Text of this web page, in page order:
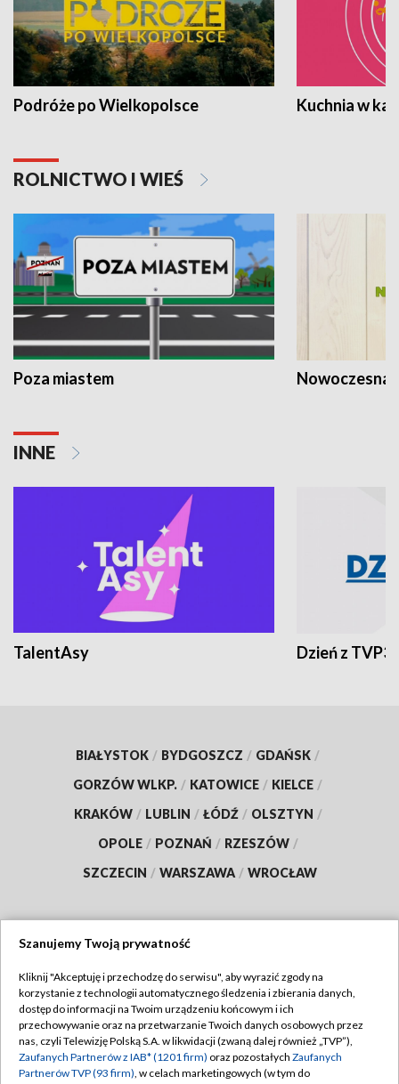
Podróże po Wielkopolsce Kuchnia w
ROLNICTWO I WIEŚ
Poza miastem Nowoczesna
INNE
TalentAsy Dzień z TVP3
BIAŁYSTOK / BYDGOSZCZ / GDAŃSK /
GORZÓW WLKP. / KATOWICE / KIELCE /
KRAKÓW / LUBLIN / ŁÓDŹ / OLSZTYN /
OPOLE / POZNAŃ / RZESZÓW /
SZCZECIN / WARSZAWA / WROCŁAW
TVP
Abonament TVP
Emisja w TVP
Regulamin TVP
Polityka prywatności
Szanujemy Twoją prywatność
Kliknij "Akceptuję i przechodzę do serwisu", aby wyrazić zgody na
korzystanie z technologii automatycznego śledzenia i zbierania danych,
dostęp do informacji na Twoim urządzeniu końcowym i ich
przechowywanie oraz na przetwarzanie Twoich danych osobowych przez
nas, czyli Telewizję Polską S.A. w likwidacji (zwaną dalej również „TVP”),
Zaufanych Partnerów z IAB* (1201 firm) oraz pozostałych Zaufanych
Partnerów TVP (93 firm), w celach marketingowych (w tym do